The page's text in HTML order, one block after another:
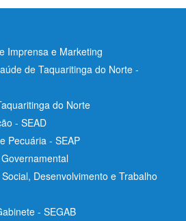
Imprensa e Marketing
de Taquaritinga do Norte -
do Norte
- SEAD
Pecuária - SEAP
Desenvolvimento e Trabalho
- SEGAB